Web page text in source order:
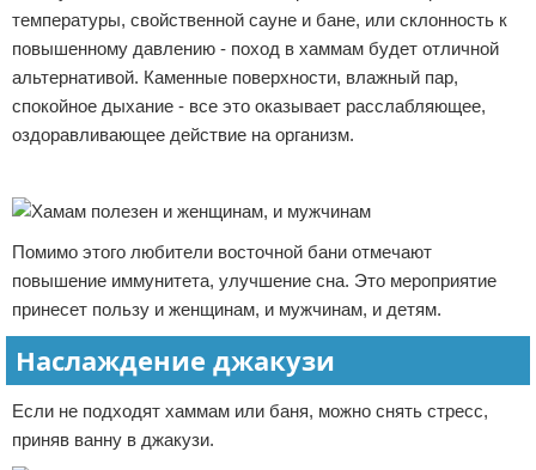
температуры, свойственной сауне и бане, или склонность к
повышенному давлению - поход в хаммам будет отличной
альтернативой. Каменные поверхности, влажный пар,
спокойное дыхание - все это оказывает расслабляющее,
оздоравливающее действие на организм.
Помимо этого любители восточной бани отмечают
повышение иммунитета, улучшение сна. Это мероприятие
принесет пользу и женщинам, и мужчинам, и детям.
Наслаждение джакузи
Если не подходят хаммам или баня, можно снять стресс,
приняв ванну в джакузи.